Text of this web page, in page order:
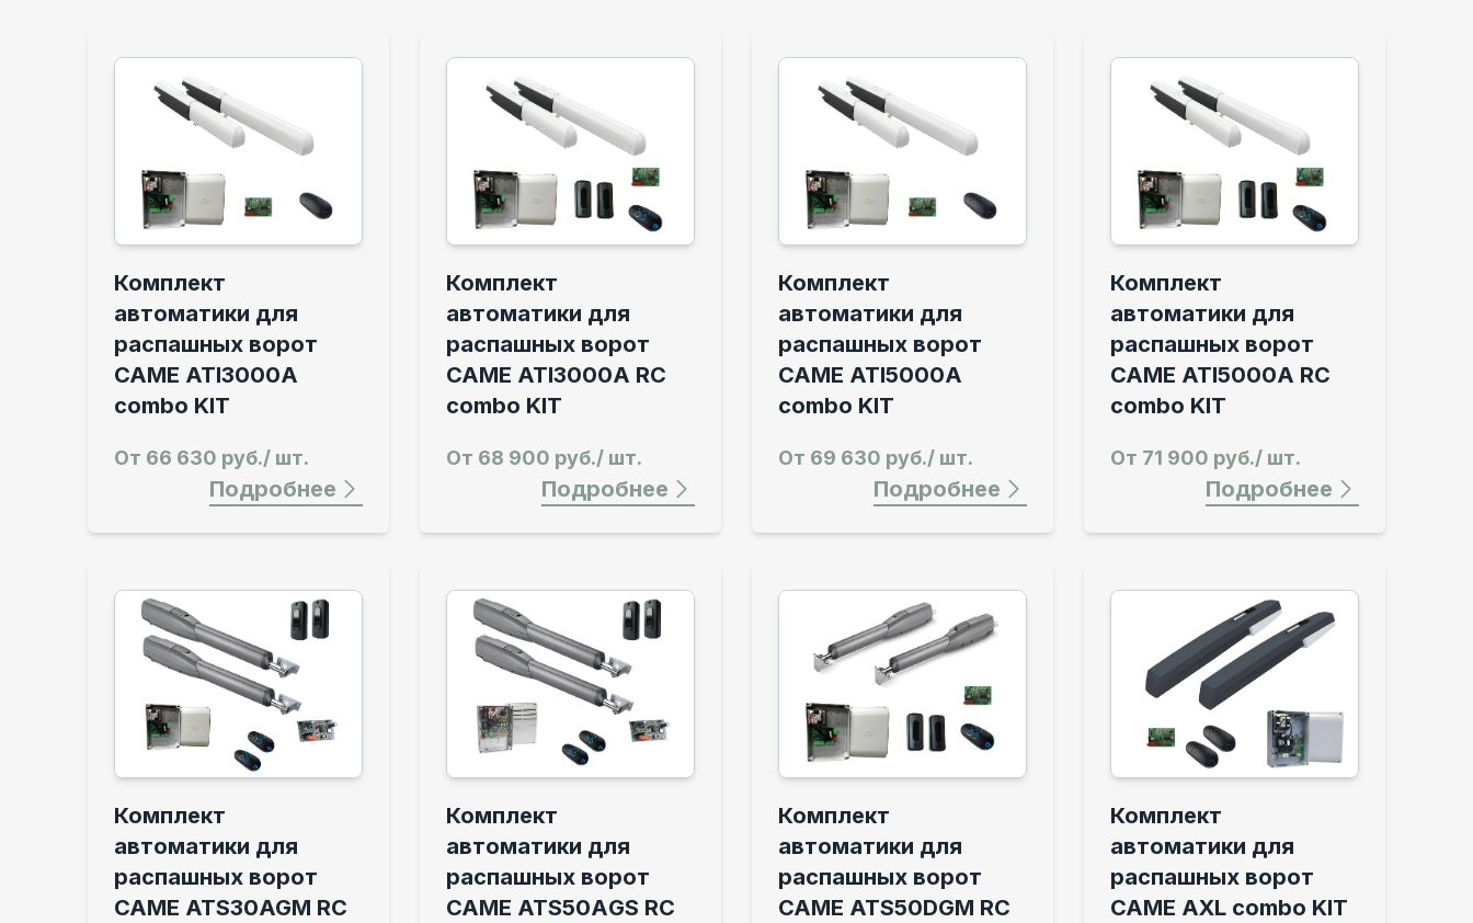
Комплект
автоматики для
распашных ворот
CAME ATI3000A
combo KIT
От 66 630 руб./ шт.
Подробнее
Комплект
автоматики для
распашных ворот
CAME ATI3000A RC
combo KIT
От 68 900 руб./ шт.
Подробнее
Комплект
автоматики для
распашных ворот
CAME ATI5000A
combo KIT
От 69 630 руб./ шт.
Подробнее
Комплект
автоматики для
распашных ворот
CAME ATI5000A RC
combo KIT
От 71 900 руб./ шт.
Подробнее
Комплект
автоматики для
распашных ворот
CAME ATS30AGM RC
Комплект
автоматики для
распашных ворот
CAME ATS50АGS RC
Комплект
автоматики для
распашных ворот
CAME ATS50DGM RC
Комплект
автоматики для
распашных ворот
CAME AXL combo KIT